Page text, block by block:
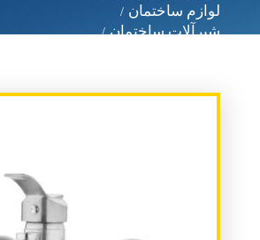
لوازم ساختمان
شیرآلات ساختمان